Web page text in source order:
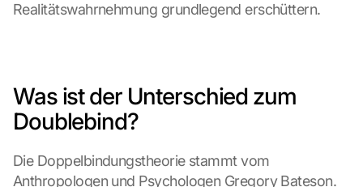
Realitätswahrnehmung grundlegend erschüttern.
Was ist der Unterschied zum
Doublebind?
Die Doppelbindungstheorie stammt vom
Anthropologen und Psychologen Gregory Bateson.